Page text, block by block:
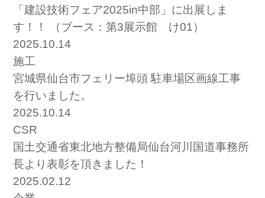
「建設技術フェア2025in中部」に出展しま
す！！ （ブース：第3展示館 け01）
2025.10.14
施工
宮城県仙台市フェリー埠頭 駐車場区画線工事
を行いました。
2025.10.14
CSR
国土交通省東北地方整備局仙台河川国道事務所
長より表彰を頂きました！
2025.02.12